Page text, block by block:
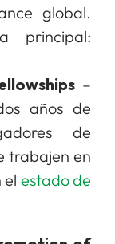
global.
principal:
–
años de
de
trabajen en
el estado de